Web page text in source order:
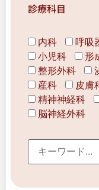
診療科目
内科 呼吸
小児科
形
整形外科
産科
皮膚
精神神経科
脳神経外科